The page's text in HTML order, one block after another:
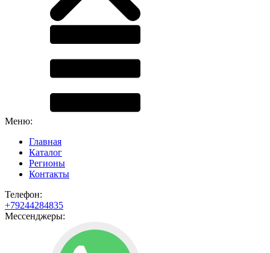
Меню:
Главная
Каталог
Регионы
Контакты
Телефон:
+79244284835
Мессенджеры: